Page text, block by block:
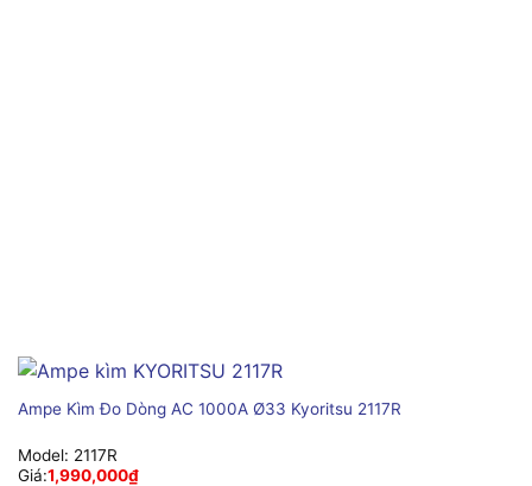
Ampe Kìm Đo Dòng AC 1000A Ø33 Kyoritsu 2117R
Model: 2117R
Giá:1,990,000₫